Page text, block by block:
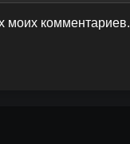
моих комментариев.